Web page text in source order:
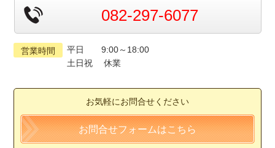
082-297-6077
営業時間
平日 9:00～18:00
土日祝 休業
お気軽にお問合せください
お問合せフォームはこちら